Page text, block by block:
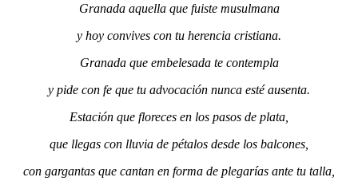
Granada aquella que fuiste musulmana
y hoy convives con tu herencia cristiana.
Granada que embelesada te contempla
y pide con fe que tu advocación nunca esté ausenta.
Estación que floreces en los pasos de plata,
que llegas con lluvia de pétalos desde los balcones,
con gargantas que cantan en forma de plegarías ante tu talla,